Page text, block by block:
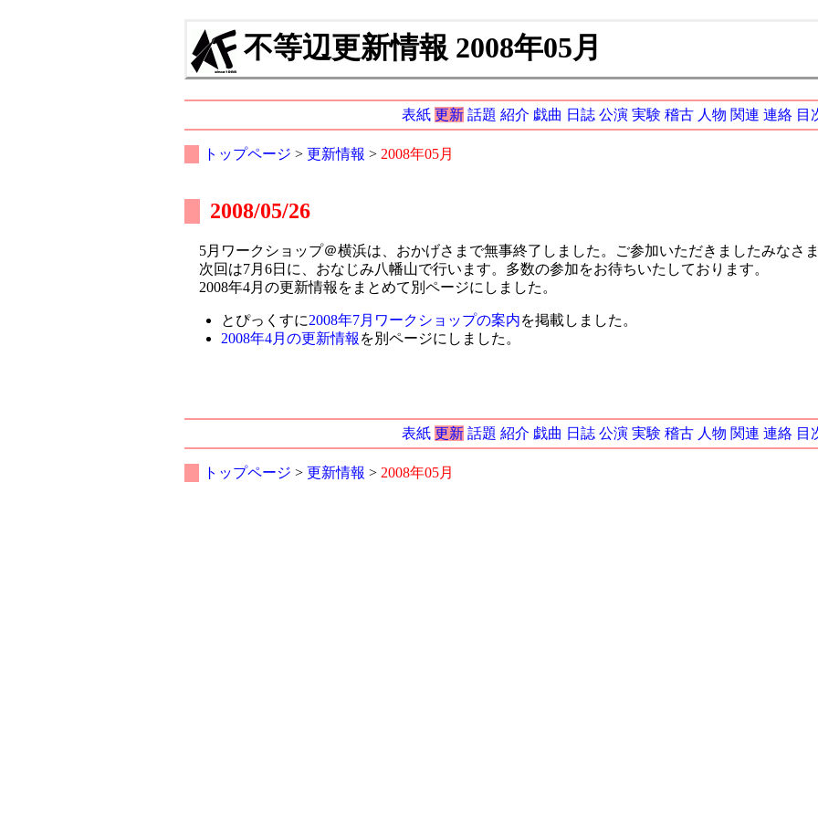
不等辺更新情報 2008年05月
表紙 更新 話題 紹介 戯曲 日誌 公演 実験 稽古 人物 関連 連絡 目
トップページ > 更新情報 > 2008年05月
2008/05/26
5月ワークショップ＠横浜は、おかげさまで無事終了しました。ご参加いただきましたみなさ
次回は7月6日に、おなじみ八幡山で行います。多数の参加をお待ちいたしております。
2008年4月の更新情報をまとめて別ページにしました。
とぴっくすに2008年7月ワークショップの案内を掲載しました。
2008年4月の更新情報 を別ページにしました。
表紙 更新 話題 紹介 戯曲 日誌 公演 実験 稽古 人物 関連 連絡 目
トップページ > 更新情報 > 2008年05月